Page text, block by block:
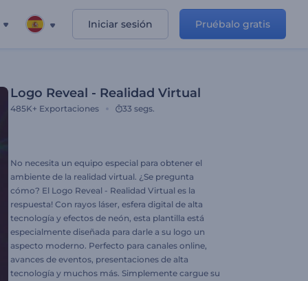
Iniciar sesión Pruébalo gratis
Logo Reveal - Realidad Virtual
485K+ Exportaciones 33 segs.
No necesita un equipo especial para obtener el
ambiente de la realidad virtual. ¿Se pregunta
cómo? El Logo Reveal - Realidad Virtual es la
respuesta! Con rayos láser, esfera digital de alta
tecnología y efectos de neón, esta plantilla está
especialmente diseñada para darle a su logo un
aspecto moderno. Perfecto para canales online,
avances de eventos, presentaciones de alta
tecnología y muchos más. Simplemente cargue su